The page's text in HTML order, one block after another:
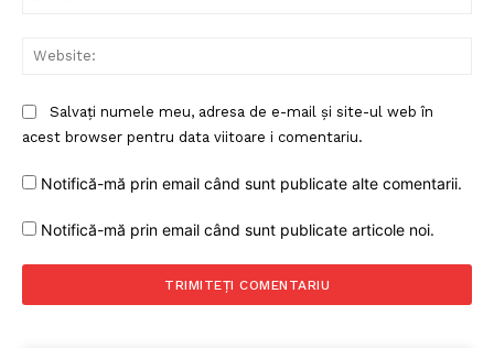
Salvați numele meu, adresa de e-mail și site-ul web în
acest browser pentru data viitoare i comentariu.
Notifică-mă prin email când sunt publicate alte comentarii.
Notifică-mă prin email când sunt publicate articole noi.